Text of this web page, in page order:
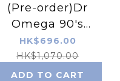
(Pre-order)Dr
Omega 90's
Capsule (2 Boxes)
HK$696.00
HK$1,070.00
ADD TO CART